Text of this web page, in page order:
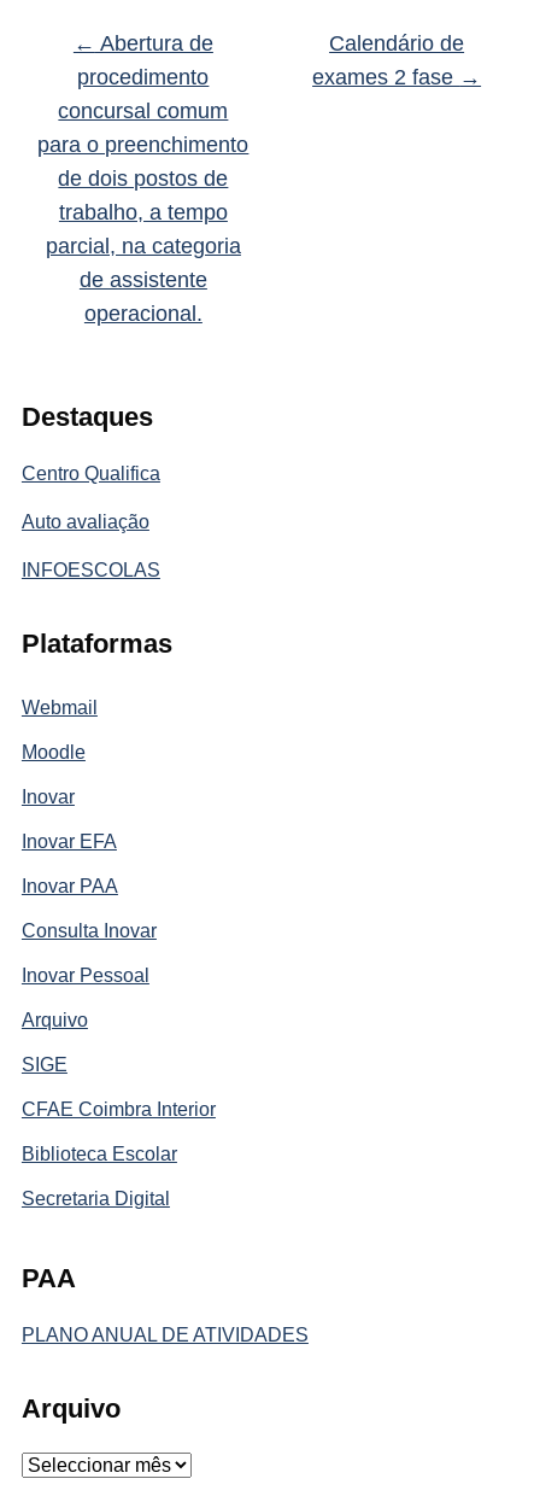
Destaques
Centro Qualifica
Auto avaliação
INFOESCOLAS
Plataformas
Webmail
Moodle
Inovar
Inovar EFA
Inovar PAA
Consulta Inovar
Inovar Pessoal
Arquivo
SIGE
CFAE Coimbra Interior
Biblioteca Escolar
Secretaria Digital
PAA
PLANO ANUAL DE ATIVIDADES
Arquivo
Arquivo
← Abertura de
procedimento
concursal comum
para o preenchimento
de dois postos de
trabalho, a tempo
parcial, na categoria
de assistente
operacional.
Calendário de
exames 2 fase →